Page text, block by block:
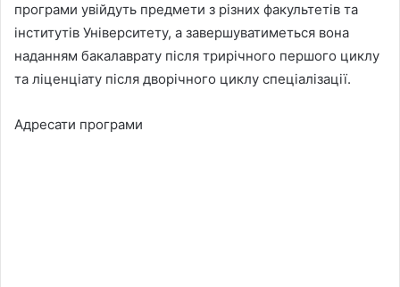
програми увійдуть предмети з різних факультетів та
інститутів Університету, а завершуватиметься вона
наданням бакалаврату після трирічного першого циклу
та ліценціату після дворічного циклу спеціалізації.
Адресати програми